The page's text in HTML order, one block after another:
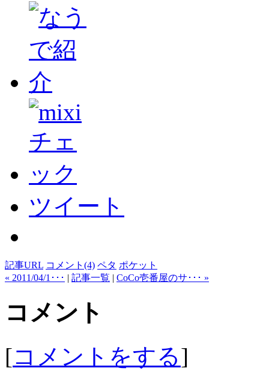
ツイート
記事URL コメント(4) ペタ ポケット
« 2011/04/1･･･ | 記事一覧 | CoCo壱番屋のサ･･･ »
コメント
[コメントをする]